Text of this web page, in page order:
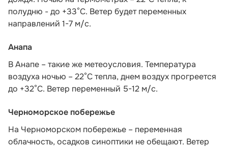
полудню - до +33°C. Ветер будет переменных
направлений 1-7 м/с.
Анапа
В Анапе – такие же метеоусловия. Температура
воздуха ночью – 22°C тепла, днем воздух прогреется
до +32°C. Ветер переменный 5-12 м/с.
Черноморское побережье
На Черноморском побережье – переменная
облачность, осадков синоптики не обещают. Ветер